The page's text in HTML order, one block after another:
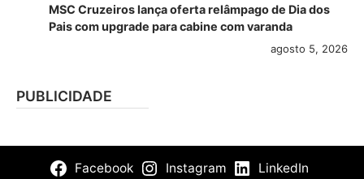
MSC Cruzeiros lança oferta relâmpago de Dia dos
Pais com upgrade para cabine com varanda
agosto 5, 2026
PUBLICIDADE
Facebook Instagram
LinkedIn